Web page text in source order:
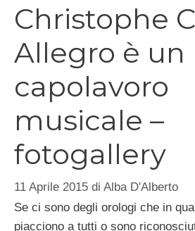
Christophe
Allegro è un
capolavoro
musicale –
fotogallery
11 Aprile 2015 di Alba D'Alberto
Se ci sono degli orologi che in
piacciono a tutti o sono